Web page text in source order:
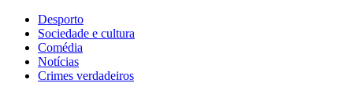
Desporto
Sociedade e cultura
Comédia
Notícias
Crimes verdadeiros